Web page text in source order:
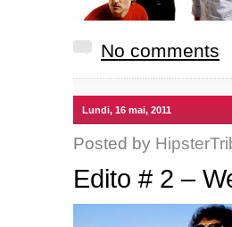
No comments
Lundi, 16 mai, 2011
Posted by
Edito # 2 –